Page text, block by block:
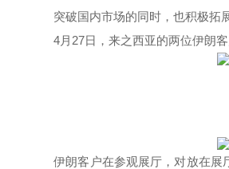
突破国内市场的同时，也积极拓
4月27日，来之西亚的两位伊朗
伊朗客户在参观展厅，对放在展